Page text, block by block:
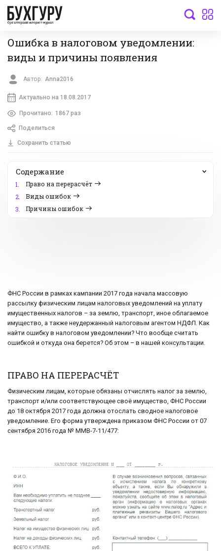
бухгалтерский интернет-журнал
Ошибка в налоговом уведомлении:
виды и причины появления
Автор: Anna2016
Актуально на 18.08.2017
Прочитано: 1867 раз
Поделиться
Сохранить статью
Содержание
1.
Право на перерасчёт
2.
Виды ошибок
3.
Причины ошибок
ФНС России в рамках кампании 2017 года начала массовую
рассылку физическим лицам налоговых уведомлений на уплату
имущественных налогов – за землю, транспорт, иное облагаемое
имущество, а также неудержанный налоговым агентом НДФЛ. Как
найти ошибку в налоговом уведомлении? Что вообще считать
ошибкой и откуда она берется? Об этом – в нашей консультации.
ПРАВО НА ПЕРЕРАСЧЁТ
Физическим лицам, которые обязаны отчислять налог за землю,
транспорт и/или соответствующее своё имущество, ФНС России
до 18 октября 2017 года должна отослать сводное налоговое
уведомление. Его форма утверждена приказом ФНС России от 07
сентября 2016 года № ММВ-7-11/477: